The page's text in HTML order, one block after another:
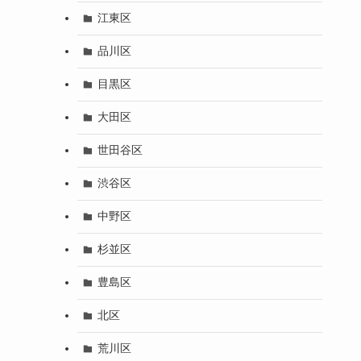
江東区
品川区
目黒区
大田区
世田谷区
渋谷区
中野区
杉並区
豊島区
北区
荒川区